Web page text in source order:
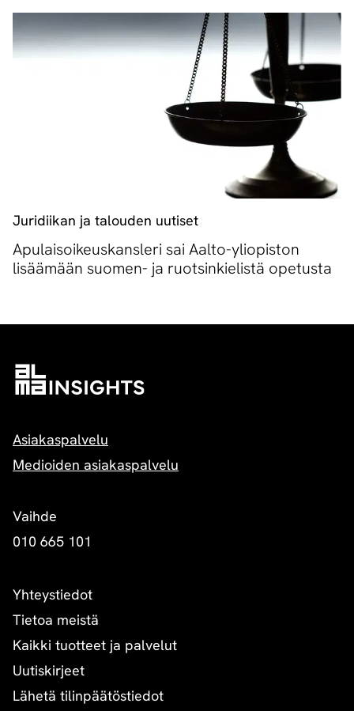
Juridiikan ja talouden uutiset
Apulaisoikeuskansleri sai Aalto-yliopiston
lisäämään suomen- ja ruotsinkielistä opetusta
Asiakaspalvelu
Medioiden asiakaspalvelu
Vaihde
010 665 101
Yhteystiedot
Tietoa meistä
Kaikki tuotteet ja palvelut
Uutiskirjeet
Lähetä tilinpäätöstiedot